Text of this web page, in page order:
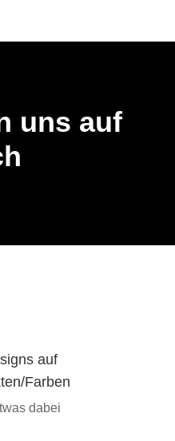
uns auf
auf
Farben
dabei